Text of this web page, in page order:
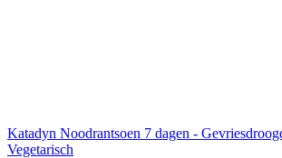
Katadyn Noodrantsoen 7 dagen -
Vegetarisch